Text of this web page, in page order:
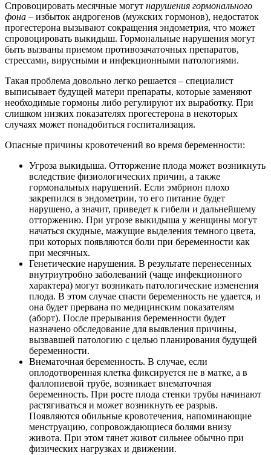
Спровоцировать месячные могут нарушения гормонального
фона – избыток андрогенов (мужских гормонов), недостаток
прогестерона вызывают сокращения эндометрия, что может
спровоцировать выкидыш. Гормональные нарушения могут
быть вызваны приемом противозачаточных препаратов,
стрессами, вирусными и инфекционными патологиями.
Такая проблема довольно легко решается – специалист
выписывает будущей матери препараты, которые заменяют
необходимые гормоны либо регулируют их выработку. При
слишком низких показателях прогестерона в некоторых
случаях может понадобиться госпитализация.
Опасные причины кровотечений во время беременности:
Угроза выкидыша. Отторжение плода может возникнуть
вследствие физиологических причин, а также
гормональных нарушений. Если эмбрион плохо
закрепился в эндометрии, то его питание будет
нарушено, а значит, приведет к гибели и дальнейшему
отторжению. При угрозе выкидыша у женщины могут
начаться скудные, мажущие выделения темного цвета,
при которых появляются боли при беременности как
при месячных.
Генетические нарушения. В результате перенесенных
внутриутробно заболеваний (чаще инфекционного
характера) могут возникать патологические изменения
плода. В этом случае спасти беременность не удается, и
она будет прервана по медицинским показателям
(аборт). После прерывания беременности будет
назначено обследование для выявления причины,
вызвавшей патологию с целью планирования будущей
беременности.
Внематочная беременность. В случае, если
оплодотворенная клетка фиксируется не в матке, а в
фаллопиевой трубе, возникает внематочная
беременность. При росте плода стенки трубы начинают
растягиваться и может возникнуть ее разрыв.
Появляются обильные кровотечения, напоминающие
менструацию, сопровождающиеся болями внизу
живота. При этом тянет живот сильнее обычно при
физических нагрузках и движении.